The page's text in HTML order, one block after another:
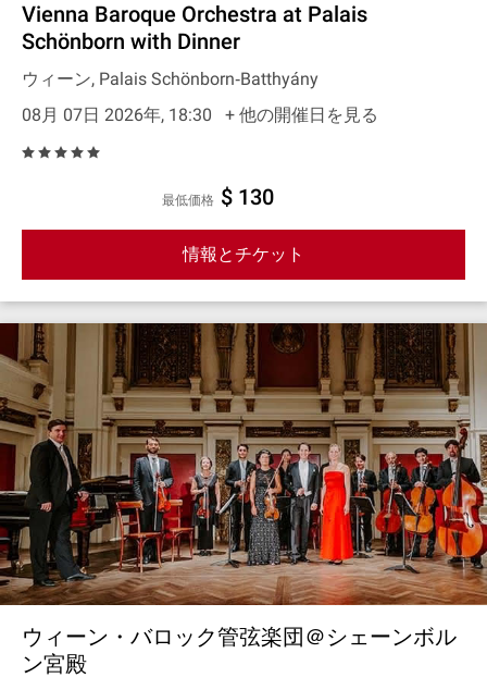
Vienna Baroque Orchestra at Palais
Schönborn with Dinner
ウィーン, Palais Schönborn‐Batthyány
08月 07日 2026年, 18:30
+ 他の開催日を見る
最低価格 $ 130
情報とチケット
ウィーン・バロック管弦楽団＠シェーンボル
ン宮殿